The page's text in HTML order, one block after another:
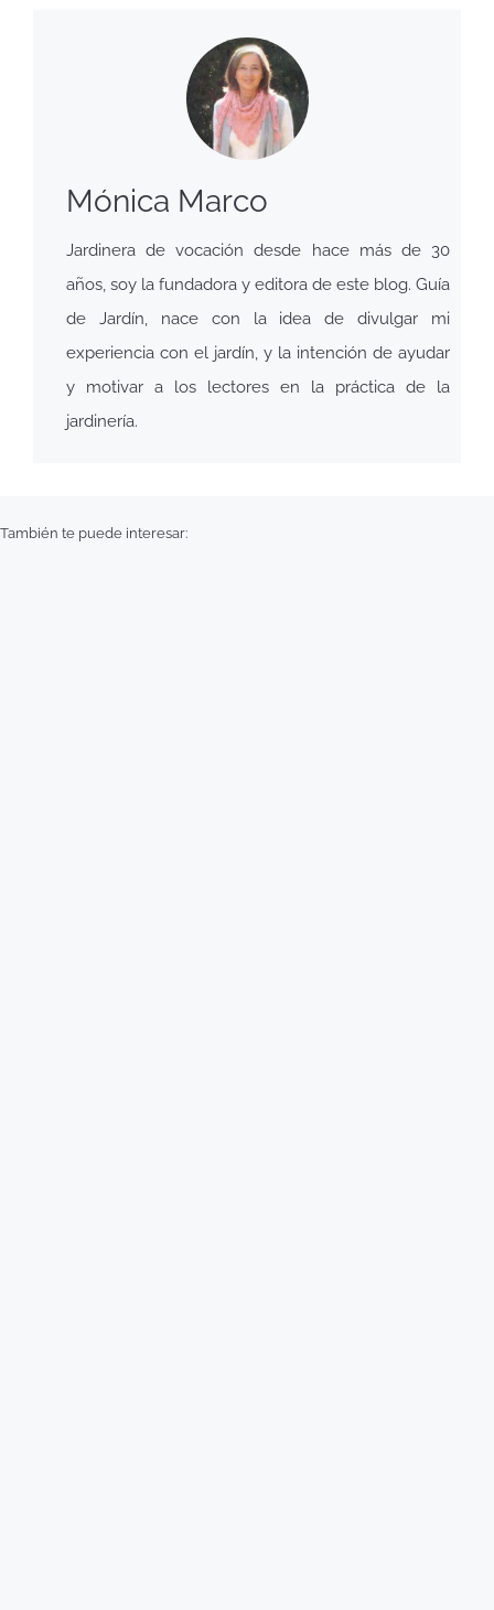
Mónica Marco
Jardinera de vocación desde hace más de 30
años, soy la fundadora y editora de este blog. Guía
de Jardín, nace con la idea de divulgar mi
experiencia con el jardín, y la intención de ayudar
y motivar a los lectores en la práctica de la
jardinería.
También te puede interesar: